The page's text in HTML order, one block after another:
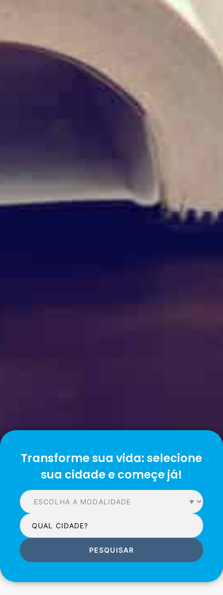
Transforme sua vida: selecione
sua cidade e começe já!
PESQUISAR